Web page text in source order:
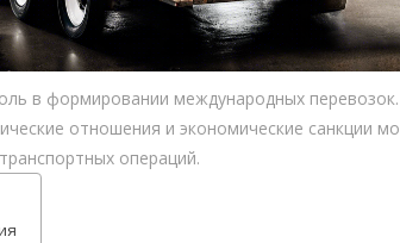
в формировании международных
отношения и экономические санкции
операций.